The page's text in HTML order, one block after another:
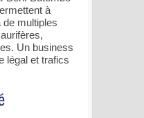
à
de multiples
Un business
légal et trafics